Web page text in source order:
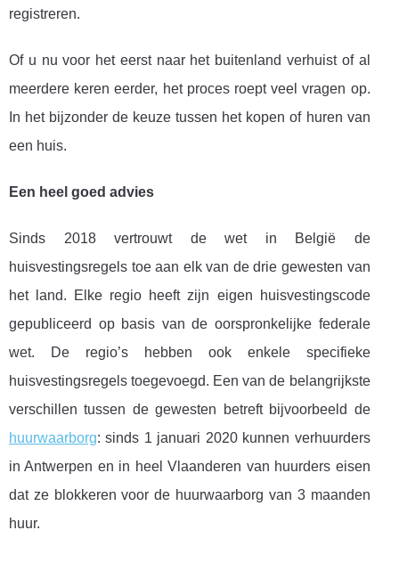
registreren.
Of u nu voor het eerst naar het buitenland verhuist of al
meerdere keren eerder, het proces roept veel vragen op.
In het bijzonder de keuze tussen het kopen of huren van
een huis.
Een heel goed advies
Sinds 2018 vertrouwt de wet in België de
huisvestingsregels toe aan elk van de drie gewesten van
het land. Elke regio heeft zijn eigen huisvestingscode
gepubliceerd op basis van de oorspronkelijke federale
wet. De regio’s hebben ook enkele specifieke
huisvestingsregels toegevoegd. Een van de belangrijkste
verschillen tussen de gewesten betreft bijvoorbeeld de
huurwaarborg: sinds 1 januari 2020 kunnen verhuurders
in Antwerpen en in heel Vlaanderen van huurders eisen
dat ze blokkeren voor de huurwaarborg van 3 maanden
huur.